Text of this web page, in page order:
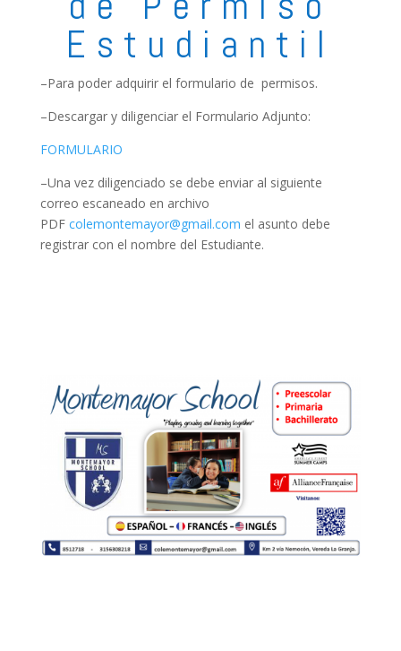
Estudiantil
–Para poder adquirir el formulario de permisos.
–Descargar y diligenciar el Formulario Adjunto:
FORMULARIO
–Una vez diligenciado se debe enviar al siguiente
correo escaneado en archivo
PDF colemontemayor@gmail.com el asunto debe
registrar con el nombre del Estudiante.